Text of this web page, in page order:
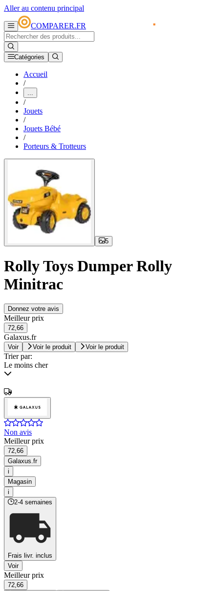
Aller au contenu principal
COMPARER.FR
Catégories
Accueil
/
...
/
Jouets
/
Jouets Bébé
/
Porteurs & Trotteurs
5
Rolly Toys Dumper Rolly
Minitrac
Donnez votre avis
Meilleur prix
72,66
Galaxus.fr
Voir Voir le produit Voir le produit
Trier par:
Le moins cher
Non avis
Meilleur prix
72,66
Galaxus.fr
i
Magasin
i
2-4 semaines
Frais livr. inclus
Voir
Meilleur prix
72,66